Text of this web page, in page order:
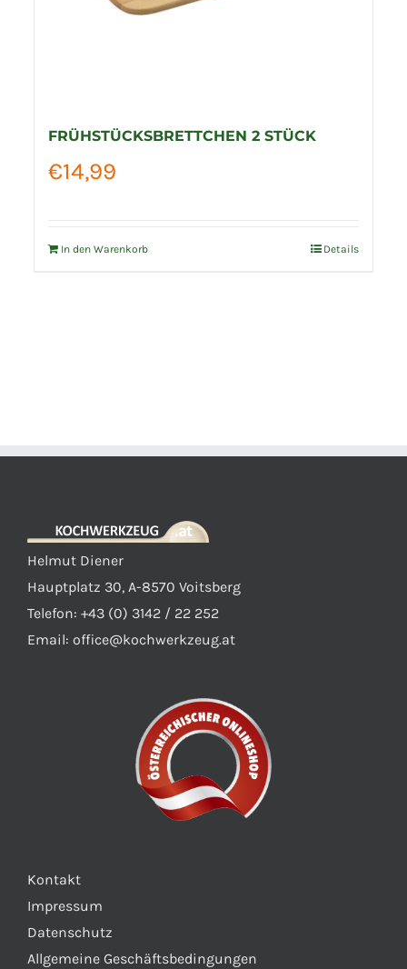
FRÜHSTÜCKSBRETTCHEN 2 STÜCK
€14,99
In den Warenkorb Details
Helmut Diener
Hauptplatz 30, A-8570 Voitsberg
Telefon: +43 (0) 3142 / 22 252
Email: office@kochwerkzeug.at
Kontakt
Impressum
Datenschutz
Allgemeine Geschäftsbedingungen